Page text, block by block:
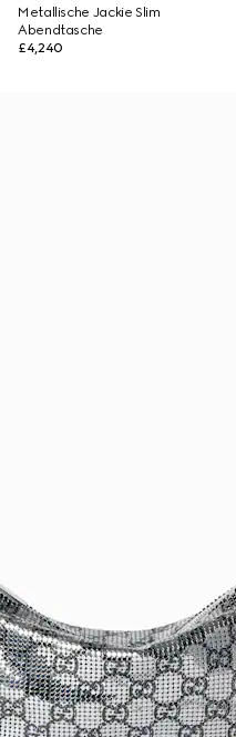
Metallische Jackie Slim
Abendtasche
£4,240